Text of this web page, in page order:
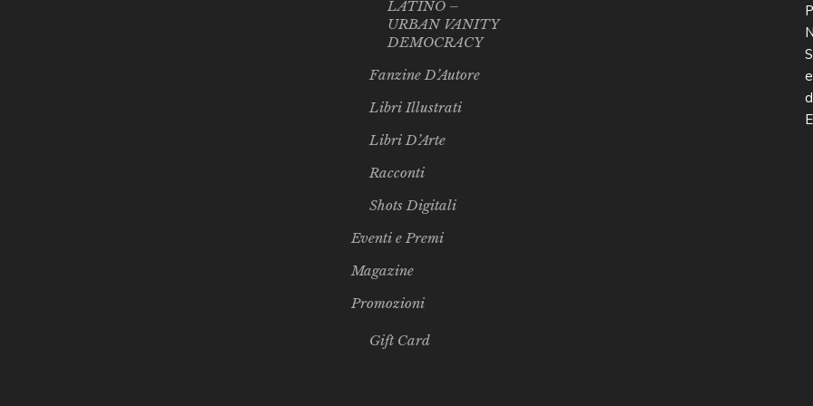
LATINO –
URBAN VANITY
DEMOCRACY
Fanzine D’Autore
Libri Illustrati
Libri D’Arte
Racconti
Shots Digitali
Eventi e Premi
Magazine
Promozioni
Gift Card